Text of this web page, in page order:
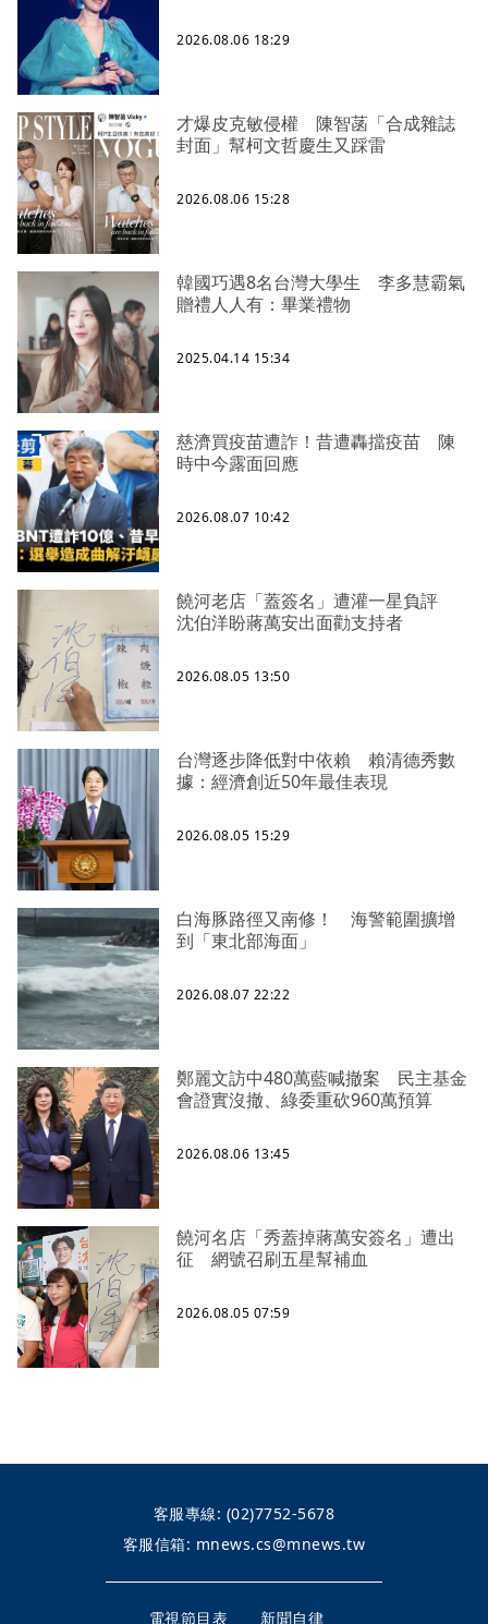
2026.08.06 18:29
才爆皮克敏侵權 陳智菡「合成雜誌
封面」幫柯文哲慶生又踩雷
2026.08.06 15:28
韓國巧遇8名台灣大學生 李多慧霸氣
贈禮人人有：畢業禮物
2025.04.14 15:34
慈濟買疫苗遭詐！昔遭轟擋疫苗 陳
時中今露面回應
2026.08.07 10:42
饒河老店「蓋簽名」遭灌一星負評
沈伯洋盼蔣萬安出面勸支持者
2026.08.05 13:50
台灣逐步降低對中依賴 賴清德秀數
據：經濟創近50年最佳表現
2026.08.05 15:29
白海豚路徑又南修！ 海警範圍擴增
到「東北部海面」
2026.08.07 22:22
鄭麗文訪中480萬藍喊撤案 民主基金
會證實沒撤、綠委重砍960萬預算
2026.08.06 13:45
饒河名店「秀蓋掉蔣萬安簽名」遭出
征 網號召刷五星幫補血
2026.08.05 07:59
客服專線: (02)7752-5678
客服信箱: mnews.cs@mnews.tw
電視節目表 新聞自律